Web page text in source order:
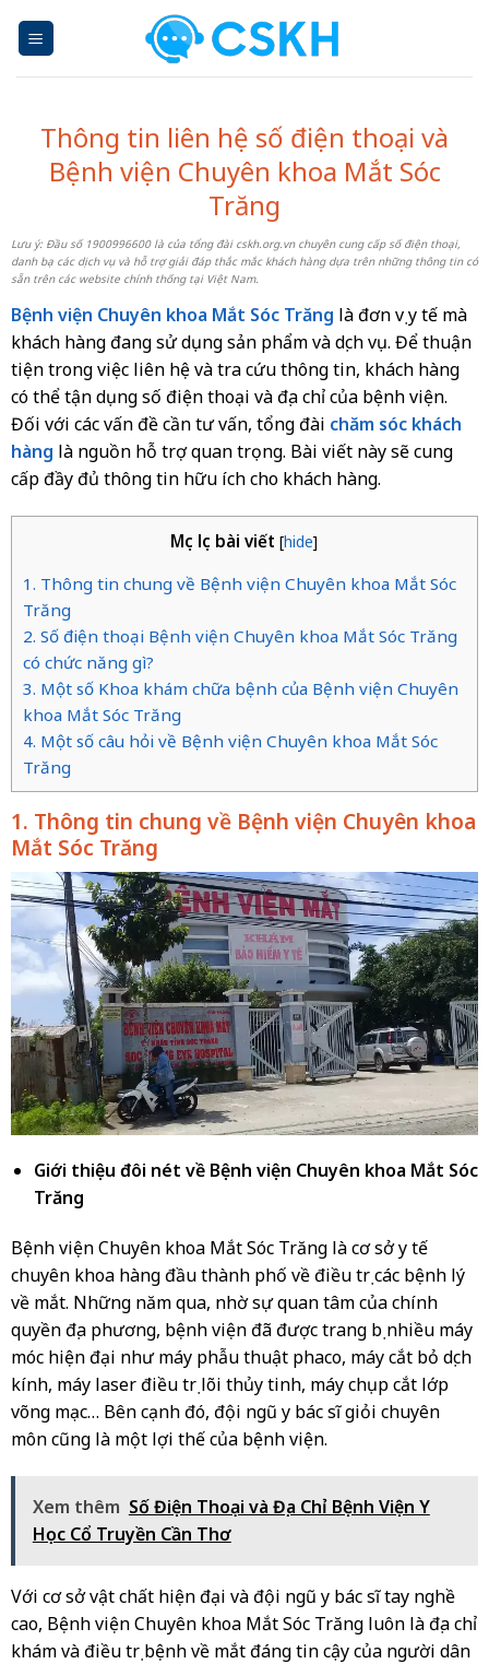
Thông tin liên hệ số điện thoại và
Bệnh viện Chuyên khoa Mắt Sóc
Trăng
Lưu ý: Đầu số 1900996600 là của tổng đài cskh.org.vn chuyên cung cấp số điện thoại,
danh bạ các dịch vụ và hỗ trợ giải đáp thắc mắc khách hàng dựa trên những thông tin có
sẵn trên các website chính thống tại Việt Nam.
Bệnh viện Chuyên khoa Mắt Sóc Trăng là đơn vị y tế mà
khách hàng đang sử dụng sản phẩm và dịch vụ. Để thuận
tiện trong việc liên hệ và tra cứu thông tin, khách hàng
có thể tận dụng số điện thoại và địa chỉ của bệnh viện.
Đối với các vấn đề cần tư vấn, tổng đài chăm sóc khách
hàng là nguồn hỗ trợ quan trọng. Bài viết này sẽ cung
cấp đầy đủ thông tin hữu ích cho khách hàng.
Mục lục bài viết [hide]
1. Thông tin chung về Bệnh viện Chuyên khoa Mắt Sóc
Trăng
2. Số điện thoại Bệnh viện Chuyên khoa Mắt Sóc Trăng
có chức năng gì?
3. Một số Khoa khám chữa bệnh của Bệnh viện Chuyên
khoa Mắt Sóc Trăng
4. Một số câu hỏi về Bệnh viện Chuyên khoa Mắt Sóc
Trăng
1. Thông tin chung về Bệnh viện Chuyên khoa
Mắt Sóc Trăng
Giới thiệu đôi nét về Bệnh viện Chuyên khoa Mắt Sóc
Trăng
Bệnh viện Chuyên khoa Mắt Sóc Trăng là cơ sở y tế
chuyên khoa hàng đầu thành phố về điều trị các bệnh lý
về mắt. Những năm qua, nhờ sự quan tâm của chính
quyền địa phương, bệnh viện đã được trang bị nhiều máy
móc hiện đại như máy phẫu thuật phaco, máy cắt bỏ dịch
kính, máy laser điều trị lõi thủy tinh, máy chụp cắt lớp
võng mạc… Bên cạnh đó, đội ngũ y bác sĩ giỏi chuyên
môn cũng là một lợi thế của bệnh viện.
Xem thêm Số Điện Thoại và Địa Chỉ Bệnh Viện Y
Học Cổ Truyền Cần Thơ
Với cơ sở vật chất hiện đại và đội ngũ y bác sĩ tay nghề
cao, Bệnh viện Chuyên khoa Mắt Sóc Trăng luôn là địa chỉ
khám và điều trị bệnh về mắt đáng tin cậy của người dân